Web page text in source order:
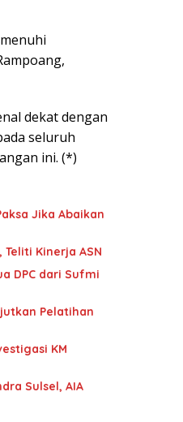
dekat dengan
seluruh
ini. (*)
Jika Abaikan
Teliti Kinerja ASN
DPC dari Sufmi
Pelatihan
KM
Sulsel, AIA